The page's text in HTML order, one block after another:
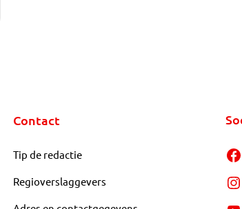
Contact
Tip de redactie
Regioverslaggevers